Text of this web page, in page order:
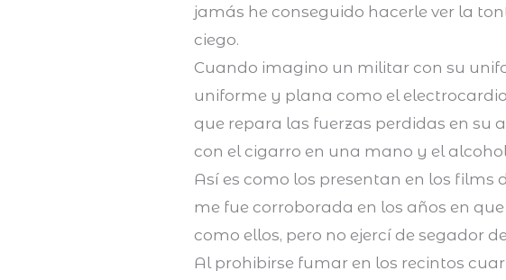
jamás he conseguido hacerle ver la
ciego.
Cuando imagino un militar con su
uniforme y plana como el
que repara las fuerzas perdidas en su
con el cigarro en una mano y el
Así es como los presentan en los films
me fue corroborada en los años en
como ellos, pero no ejercí de segador
Al prohibirse fumar en los recintos